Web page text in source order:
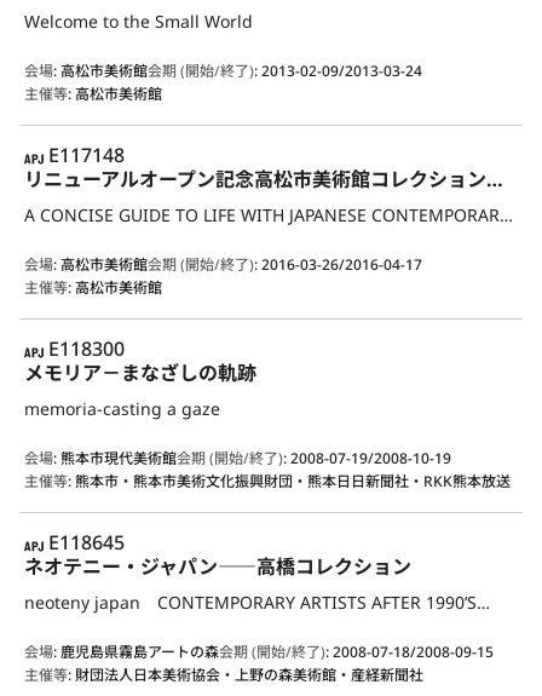
Welcome to the Small World
会場:高松市美術館会期 (開始/終了):2013-02-09/2013-03-24
主催等:高松市美術館
APJ
E117148
リニューアルオープン記念高松市美術館コレクション展〈いま知りたい、私たちの「現代アート」〉
A CONCISE GUIDE TO LIFE WITH JAPANESE CONTEMPORARY ART－THE COLLECTION OF TAKAMATSU ART MUSEUM－
会場:高松市美術館会期 (開始/終了):2016-03-26/2016-04-17
主催等:高松市美術館
APJ
E118300
メモリア－まなざしの軌跡
memoria-casting a gaze
会場:熊本市現代美術館会期 (開始/終了):2008-07-19/2008-10-19
主催等:熊本市・熊本市美術文化振興財団・熊本日日新聞社・RKK熊本放送
APJ
E118645
ネオテニー・ジャパン――高橋コレクション
neoteny japan CONTEMPORARY ARTISTS AFTER 1990’S――FROM TAKAHASHI COLLECTION
会場:鹿児島県霧島アートの森会期 (開始/終了):2008-07-18/2008-09-15
主催等: 財団法人日本美術協会・上野の森美術館・産経新聞社